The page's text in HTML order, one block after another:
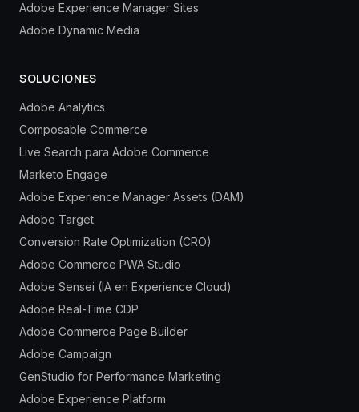
Adobe Experience Manager Sites
Adobe Dynamic Media
SOLUCIONES
Adobe Analytics
Composable Commerce
Live Search para Adobe Commerce
Marketo Engage
Adobe Experience Manager Assets (DAM)
Adobe Target
Conversion Rate Optimization (CRO)
Adobe Commerce PWA Studio
Adobe Sensei (IA en Experience Cloud)
Adobe Real-Time CDP
Adobe Commerce Page Builder
Adobe Campaign
GenStudio for Performance Marketing
Adobe Experience Platform